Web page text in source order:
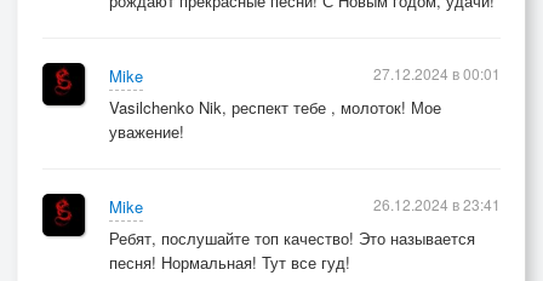
Mike
Vasilchenko Nik, респект тебе , молоток! Мое
уважение!
27.12.2024 в 00:01
Mike
Ребят, послушайте топ качество! Это называется
песня! Нормальная! Тут все гуд!
26.12.2024 в 23:41